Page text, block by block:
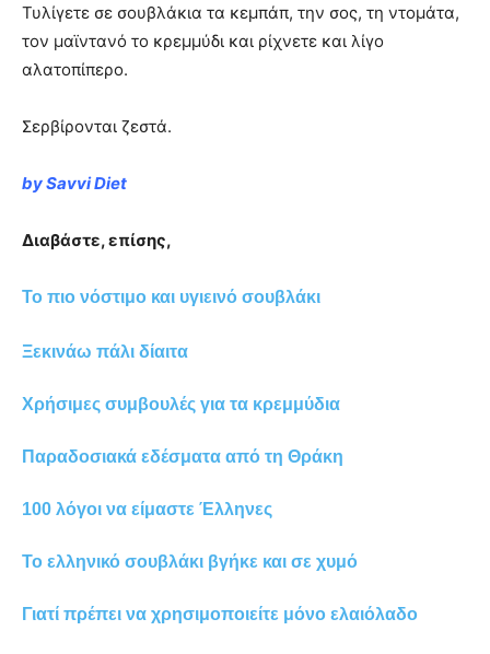
Τυλίγετε σε σουβλάκια τα κεμπάπ, την σoς, τη ντομάτα,
τον μαϊντανό το κρεμμύδι και ρίχνετε και λίγο
αλατοπίπερο.
Σερβίρονται ζεστά.
by Savvi Diet
Διαβάστε, επίσης,
Το πιο νόστιμο και υγιεινό σουβλάκι
Ξεκινάω πάλι δίαιτα
Χρήσιμες συμβουλές για τα κρεμμύδια
Παραδοσιακά εδέσματα από τη Θράκη
100 λόγοι να είμαστε Έλληνες
Το ελληνικό σουβλάκι βγήκε και σε χυμό
Γιατί πρέπει να χρησιμοποιείτε μόνο ελαιόλαδο